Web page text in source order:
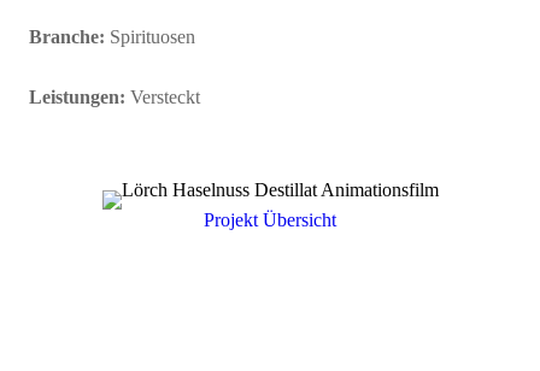
Branche: Spirituosen
Leistungen: Versteckt
Projekt Übersicht